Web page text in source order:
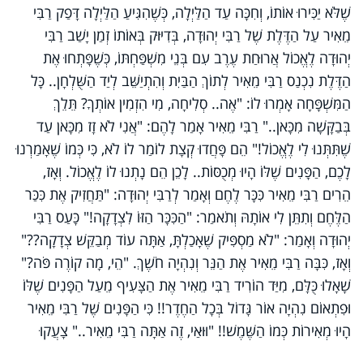
שֶׁלֹּא יַכִּירוּ אוֹתוֹ, וְחִכָּה עַד הַלַּיְלָה, כְּשֶׁהִגִּיעַ הַלַּיְלָה דָּפַק רַבִּי
מֵאִיר עַל הַדֶּלֶת שֶׁל רַבִּי יְהוּדָה, בְּדִיּוּק בְּאוֹתוֹ זְמַן יָשַׁב רַבִּי
יְהוּדָה לֶאֱכוֹל אֲרוּחַת עֶרֶב עִם בְּנֵי מִשְׁפַּחְתּוֹ, כְּשֶׁפָּתְחוּ אֶת
הַדֶּלֶת נִכְנַס רַבִּי מֵאִיר לְתוֹךְ הַבַּיִת וְהִתְיַשֵּׁב לְיַד הַשֻּׁלְחָן.. כָּל
הַמִּשְׁפָּחָה אָמְרוּ לוֹ: "אֶה.. סְלִיחָה, מִי הִזְמִין אוֹתְךָ? תֵּלֵךְ
בְּבַקָּשָׁה מִכָּאן.." רַבִּי מֵאִיר אָמַר לָהֶם: "אֲנִי לֹא זָז מִכָּאן עַד
שֶׁתִּתְּנוּ לִי לֶאֱכוֹל!" הֵם פָּחֲדוּ קְצָת לוֹמַר לוֹ לֹא, כִּי כְּמוֹ שֶׁאָמַרְנוּ
לָכֶם, הַפָּנִים שֶׁלּוֹ הָיוּ מְכֻסּוֹת.. לָכֵן הֵם נָתְנוּ לוֹ לֶאֱכוֹל. וְאָז,
הֵרִים רַבִּי מֵאִיר כִּכָּר לֶחֶם וְאָמַר לְרַבִּי יְהוּדָה: "תַּחֲזִיק אֶת כִּכַּר
הַלֶּחֶם וְתִתֵּן לִי אוֹתָהּ וְתֹאמַר: "הַכִּכָּר הַזּוֹ לִצְדָקָה!" כָּעַס רַבִּי
יְהוּדָה וְאָמַר: "לֹא מַסְפִּיק שֶׁאָכַלְתָּ, אַתָּה עוֹד מְבַקֵּשׁ צְדָקָה??"
וְאָז, כִּבָּה רַבִּי מֵאִיר אֶת הַנֵּר וְנִהְיָה חֹשֶׁךְ. "הֵי, מָה קוֹרֶה פֹּה?"
שָׁאָלוּ כֻּלָּם, מִיַּד הוֹרִיד רַבִּי מֵאִיר אֶת הַצָּעִיף מֵעַל הַפָּנִים שֶׁלּוֹ
וּפִתְאוֹם נִהְיָה אוֹר גָּדוֹל בְּכָל הַחֶדֶר!! כִּי הַפָּנִים שֶׁל רַבִּי מֵאִיר
הָיוּ מְאִירוֹת כְּמוֹ הַשֶּׁמֶשׁ!! "וּוּאַי, זֶה אַתָּה רַבִּי מֵאִיר.." צָעֲקוּ